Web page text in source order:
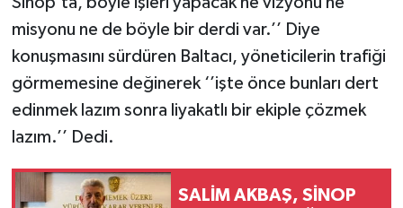
misyonu ne de böyle bir derdi var.’’ Diye
konuşmasını sürdüren Baltacı, yöneticilerin trafiği
görmemesine değinerek ‘’işte önce bunları dert
edinmek lazım sonra liyakatlı bir ekiple çözmek
lazım.’’ Dedi.
SALİM AKBAŞ, SİNOP